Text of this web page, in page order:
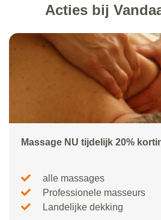
Acties bij
Massage NU tijdelijk 20%
alle massages
Professionele masseurs
Landelijke dekking